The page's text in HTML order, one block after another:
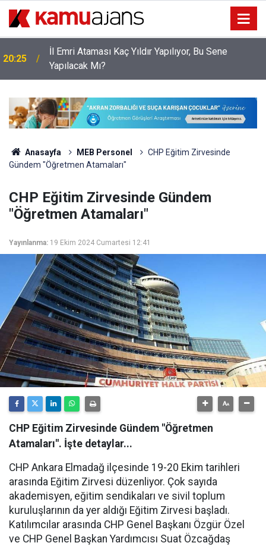
20:25
İl Emri Ataması Kaç Yıldır Yapılıyor, Bu Sene
Yapılacak Mı?
Anasayfa MEB Personel
CHP Eğitim Zirvesinde
Gündem "Öğretmen Atamaları"
CHP Eğitim Zirvesinde Gündem
"Öğretmen Atamaları"
Yayınlanma: 19 Ekim 2024 Cumartesi 12:41
CHP Eğitim Zirvesinde Gündem "Öğretmen
Atamaları". İşte detaylar...
CHP Ankara Elmadağ ilçesinde 19-20 Ekim tarihleri
arasında Eğitim Zirvesi düzenliyor. Çok sayıda
akademisyen, eğitim sendikaları ve sivil toplum
kuruluşlarının da yer aldığı Eğitim Zirvesi başladı.
Katılımcılar arasında CHP Genel Başkanı Özgür Özel
ve CHP Genel Başkan Yardımcısı Suat Özcağdaş